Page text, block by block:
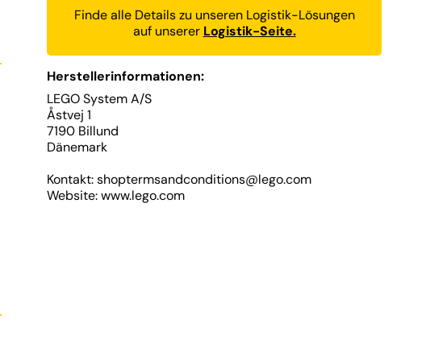
Finde alle Details zu unseren Logistik-Lösungen
auf unserer Logistik-Seite.
Herstellerinformationen:
LEGO System A/S
Åstvej 1
7190 Billund
Dänemark
Kontakt: shoptermsandconditions@lego.com
Website: www.lego.com